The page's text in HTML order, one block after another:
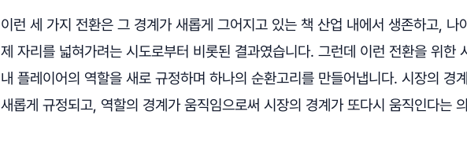
이런 세 가지 전환은 그 경계가 새롭게 그어지고 있는 책 산업 내에서 생존하고, 나
제 자리를 넓혀가려는 시도로부터 비롯된 결과였습니다. 그런데 이런 전환을 위한
내 플레이어의 역할을 새로 규정하며 하나의 순환고리를 만들어냅니다. 시장의 경
새롭게 규정되고, 역할의 경계가 움직임으로써 시장의 경계가 또다시 움직인다는